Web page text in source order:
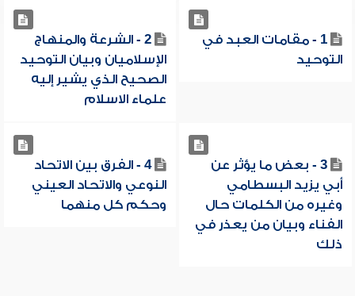
1 - مقامات العبد في
التوحيد
2 - الشرعة والمنهاج
الإسلاميان وبيان التوحيد
الصحيح الذي يشير إليه
علماء الاسلام
3 - بعض ما يؤثر عن
أبي يزيد البسطامي
وغيره من الكلمات حال
الفناء وبيان من يعذر في
ذلك
4 - الفرق بين الاتحاد
النوعي والاتحاد العيني
وحكم كل منهما